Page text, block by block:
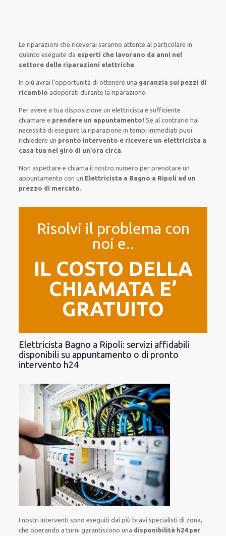
Le riparazioni che riceverai saranno attente al particolare in
quanto eseguite da esperti che lavorano da anni nel
settore delle riparazioni elettriche.
In più avrai l’opportunità diottenere una garanzia sui pezzi di
ricambio adoperati durante la riparazione.
Per avere a tua disposizione un elettricistaè sufficiente
chiamare e prendere un appuntamento! Se al contrario hai
necessità dieseguire la riparazione in tempiimmediati puoi
richiedere un pronto intervento e ricevere un elettricista a
casa tua nel giro di un’ora circa.
Non aspettare e chiama il nostro numero per prenotare un
appuntamento con un Elettricista a Bagno a Ripoli ad un
prezzo di mercato.
Risolvi il problema con
noi e..
IL COSTO DELLA
CHIAMATA E’
GRATUITO
Elettricista Bagno a Ripoli: servizi affidabili
disponibili su appuntamento o di pronto
intervento h24
I nostri interventi sono eseguiti dai più bravi specialisti di zona,
che operando a turni garantiscono una disponibilità h24 per